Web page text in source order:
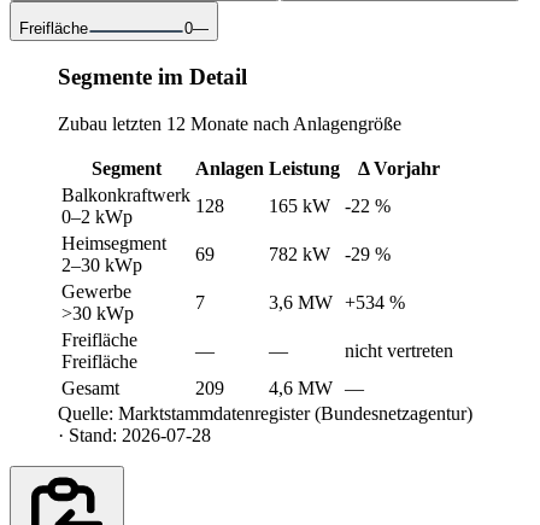
Freifläche 0—
Segmente im Detail
Zubau letzten 12 Monate nach Anlagengröße
Segment Anlagen Leistung
Δ Vorjahr
Balkonkraftwerk
0–2 kWp
128 165 kW
-22 %
Heimsegment
2–30 kWp
69 782 kW
-29 %
Gewerbe
>30 kWp
7 3,6 MW +534 %
Freifläche
Freifläche
— —
nicht vertreten
Gesamt
209 4,6 MW —
Quelle: Marktstammdatenregister (Bundesnetzagentur)
· Stand: 2026-07-28